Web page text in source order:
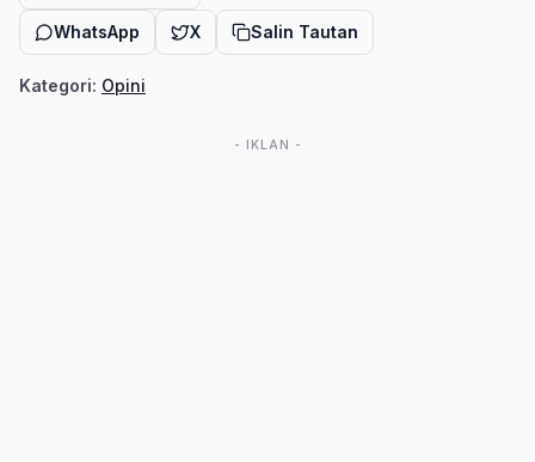
WhatsApp X Salin Tautan
Kategori: Opini
- IKLAN -